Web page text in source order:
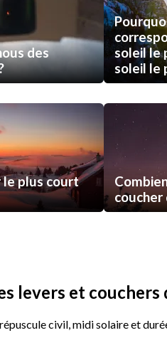
des
soleil le
soleil le
le plus court
levers et couchers
civil, midi solaire et